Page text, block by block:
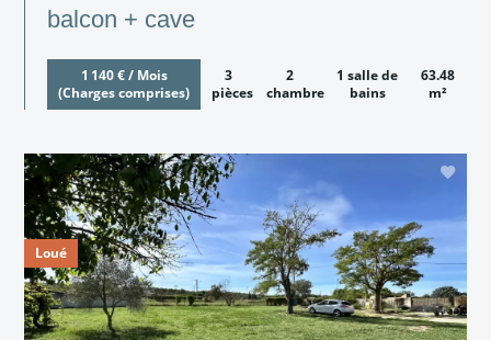
balcon + cave
1 140 € / Mois
(Charges comprises)
3
pièces
2
chambres
1 salle de
bains
63.48
m²
Loué